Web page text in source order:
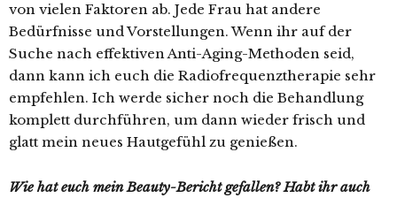
von vielen Faktoren ab. Jede Frau hat andere
Bedürfnisse und Vorstellungen. Wenn ihr auf der
Suche nach effektiven Anti-Aging-Methoden seid,
dann kann ich euch die Radiofrequenztherapie sehr
empfehlen. Ich werde sicher noch die Behandlung
komplett durchführen, um dann wieder frisch und
glatt mein neues Hautgefühl zu genießen.
Wie hat euch mein Beauty-Bericht gefallen? Habt ihr auch